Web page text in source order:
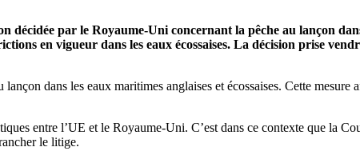
par le Royaume-Uni concernant la pêche au lançon
en vigueur dans les eaux écossaises. La décision prise
dans les eaux maritimes anglaises et écossaises. Cette
entre l’UE et le Royaume-Uni. C’est dans ce contexte que la
le litige.